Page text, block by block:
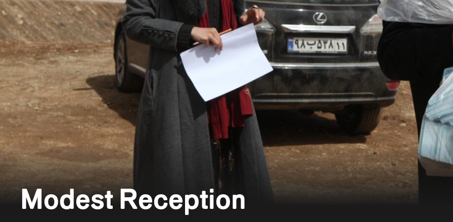
Modest Reception